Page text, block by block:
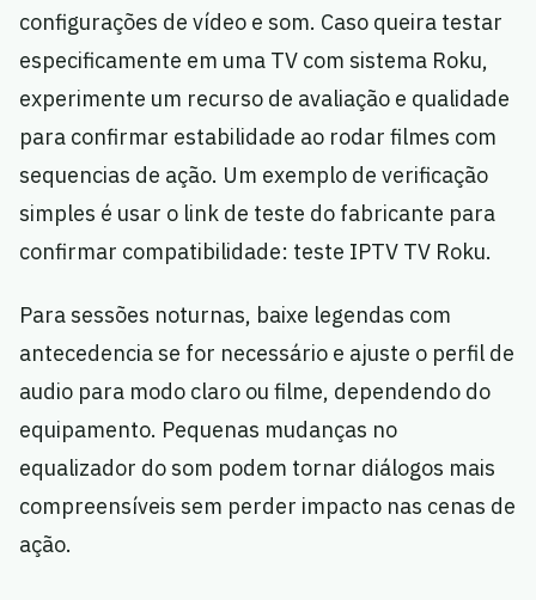
configurações de vídeo e som. Caso queira testar
especificamente em uma TV com sistema Roku,
experimente um recurso de avaliação e qualidade
para confirmar estabilidade ao rodar filmes com
sequencias de ação. Um exemplo de verificação
simples é usar o link de teste do fabricante para
confirmar compatibilidade: teste IPTV TV Roku.
Para sessões noturnas, baixe legendas com
antecedencia se for necessário e ajuste o perfil de
audio para modo claro ou filme, dependendo do
equipamento. Pequenas mudanças no
equalizador do som podem tornar diálogos mais
compreensíveis sem perder impacto nas cenas de
ação.